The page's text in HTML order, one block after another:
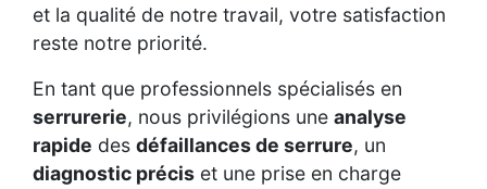
et la qualité de notre travail, votre satisfaction
reste notre priorité.
En tant que professionnels spécialisés en
serrurerie, nous privilégions une analyse
rapide des défaillances de serrure, un
diagnostic précis et une prise en charge